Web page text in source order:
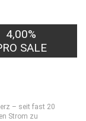
4,00%
SALE
– seit fast 20
Strom zu